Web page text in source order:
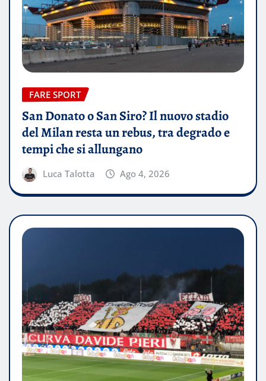
FARE SPORT
San Donato o San Siro? Il nuovo stadio
del Milan resta un rebus, tra degrado e
tempi che si allungano
Luca Talotta Ago 4, 2026